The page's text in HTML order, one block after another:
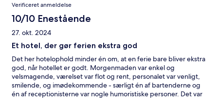
Verificeret anmeldelse
10/10 Enestående
27. okt. 2024
Et hotel, der gør ferien ekstra god
Det her hotelophold minder én om, at en ferie bare bliver ekstra
god, når hotellet er godt. Morgenmaden var enkel og
velsmagende, værelset var flot og rent, personalet var venligt,
smilende, og imødekommende - særligt én af bartenderne og
én af receptionisterne var nogle humoristiske personer. Det var